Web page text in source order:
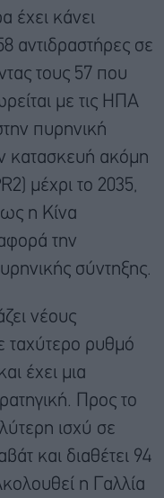
έχει κάνει
αντιδραστήρες σε
τους 57 που
με τις ΗΠΑ
πυρηνική
κατασκευή ακόμη
μέχρι το 2035,
η Κίνα
την
σύντηξης.
νέους
ταχύτερο ρυθμό
έχει μια
Προς το
ισχύ σε
και διαθέτει 94
η Γαλλία